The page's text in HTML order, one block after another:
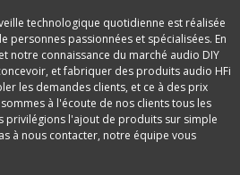
technologique quotidienne est réalisée
personnes passionnées et spécialisées. En
notre connaissance du marché audio DIY
et fabriquer des produits audio HFi
les demandes clients, et ce à des prix
à l'écoute de nos clients tous les
privilégions l'ajout de produits sur simple
à nous contacter, notre équipe vous